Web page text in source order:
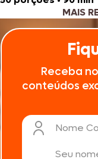
MAIS
Receba
conteúdos
Nome